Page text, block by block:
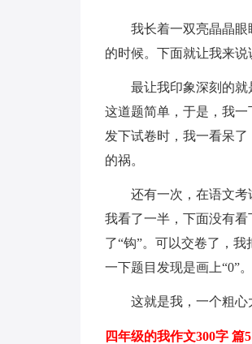
我长着一双亮晶晶
的时候。下面就让我来说
最让我印象深刻的就
这道题简单，于是，我一
发下试卷时，我一看呆
的祸。
还有一次，在语文考
我看了一半，下面没有
了“钩”。可以交卷了，
一下题目发现是画上“0”
这就是我，一个粗心
四年级的我作文300字 篇5